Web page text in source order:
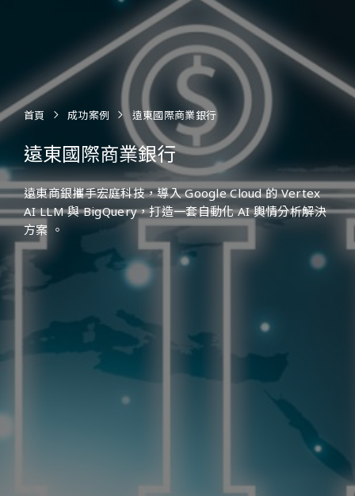
首頁 成功案例 遠東國際商業銀行
遠東國際商業銀行
遠東商銀攜手宏庭科技，導入 Google Cloud 的 Vertex
AI LLM 與 BigQuery，打造一套自動化 AI 輿情分析解決
方案 。